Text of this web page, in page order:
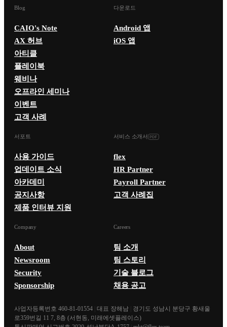
Blog
CAIO's Note
AX 허브
아티클
플레이북
웨비나
오프라인 세미나
이벤트
고객 사례
다운로드
Android 앱
iOS 앱
서포트
사용 가이드
업데이트 소식
아카데미
공지사항
제품 인터뷰 지원
서비스 소개서
flex
HR Partner
Payroll Partner
고객 사례집
Company
About
Newsroom
Security
Sponsorship
Careers
팀 소개
팀 스토리
기술 블로그
채용 공고
사업자등록번호 460-81-01554 대표 장해남
경기도 성남시 분당구 황새울
로359번길 11 7, 8층 (서현동, 미래에셋플레이스)